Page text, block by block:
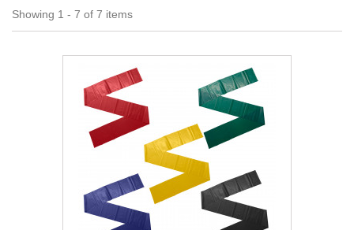
Showing 1 - 7 of 7 items